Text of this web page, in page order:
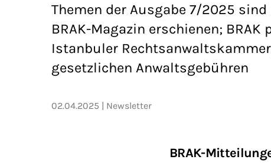
Themen der Ausgabe 7/2025
BRAK-Magazin erschienen;
Istanbuler
gesetzlichen Anwaltsgebühren
02.04.2025 Newsletter
BRAK-